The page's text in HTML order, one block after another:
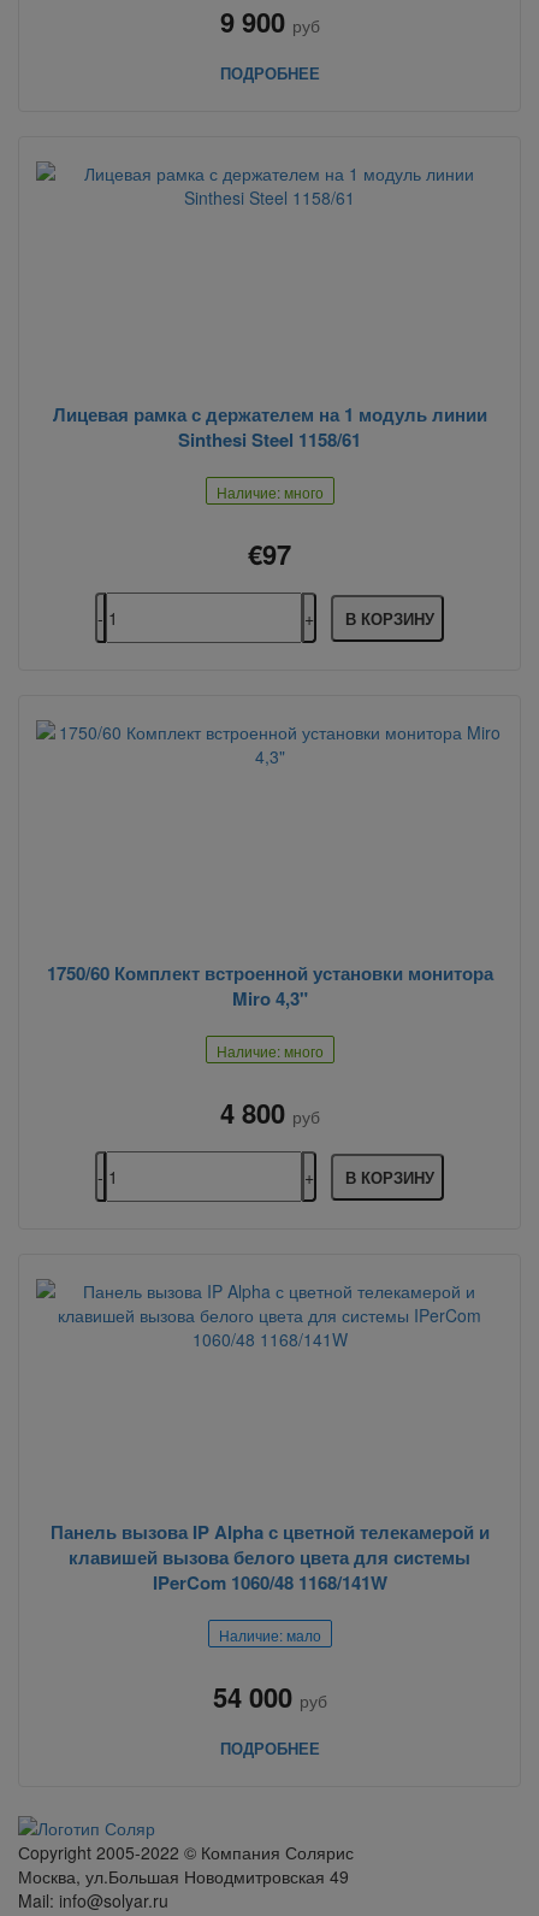
9 900 руб
ПОДРОБНЕЕ
Лицевая рамка с держателем на 1 модуль линии
Sinthesi Steel 1158/61
Наличие: много
€97
В КОРЗИНУ
1750/60 Комплект встроенной установки монитора
Miro 4,3"
Наличие: много
4 800 руб
В КОРЗИНУ
Панель вызова IP Alpha с цветной телекамерой и
клавишей вызова белого цвета для системы
IPerCom 1060/48 1168/141W
Наличие: мало
54 000 руб
ПОДРОБНЕЕ
Сopyright 2005-2022 © Компания Солярис
Москва, ул.Большая Новодмитровская 49
Mail: info@solyar.ru